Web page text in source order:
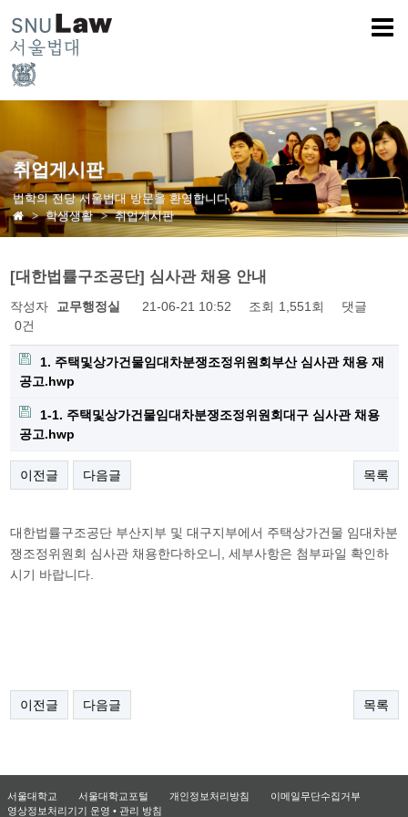
취업게시판
법학의 전당 서울법대 방문을 환영합니다
학생생활
취업게시판
[대한법률구조공단] 심사관 채용 안내
작성자 교무행정실 21-06-21 10:52 조회 1,551회
댓글
0건
1. 주택및상가건물임대차분쟁조정위원회부산 심사관 채용 재
공고.hwp
1-1. 주택및상가건물임대차분쟁조정위원회대구 심사관 채용
공고.hwp
이전글 다음글 목록
대한법률구조공단 부산지부 및 대구지부에서 주택상가건물 임대차분
쟁조정위원회 심사관 채용한다하오니, 세부사항은 첨부파일 확인하
시기 바랍니다.
이전글 다음글 목록
서울대학교 서울대학교포털 개인정보처리방침
이메일무단수집거부
영상정보처리기기 운영 • 관리 방침